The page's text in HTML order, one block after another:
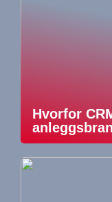
Hvorfor